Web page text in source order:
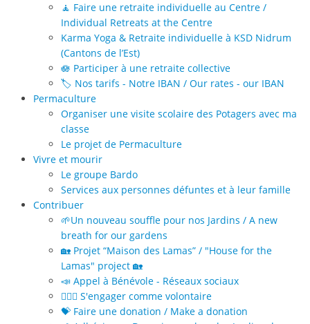
🧘 Faire une retraite individuelle au Centre /
Individual Retreats at the Centre
Karma Yoga & Retraite individuelle à KSD Nidrum
(Cantons de l’Est)
🪷 Participer à une retraite collective
🏷️ Nos tarifs - Notre IBAN / Our rates - our IBAN
Permaculture
Organiser une visite scolaire des Potagers avec ma
classe
Le projet de Permaculture
Vivre et mourir
Le groupe Bardo
Services aux personnes défuntes et à leur famille
Contribuer
🌱Un nouveau souffle pour nos Jardins / A new
breath for our gardens
🏡 Projet “Maison des Lamas” / "House for the
Lamas" project 🏡
📣 Appel à Bénévole - Réseaux sociaux
🙋🏻‍♀️ S'engager comme volontaire
💝 Faire une donation / Make a donation